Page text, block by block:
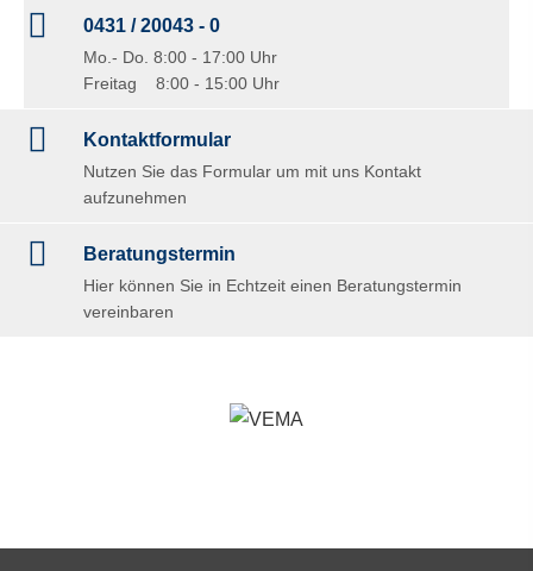
0431 / 20043 - 0
Mo.- Do. 8:00 - 17:00 Uhr
Freitag 8:00 - 15:00 Uhr
Kontaktformular
Nutzen Sie das Formular um mit uns Kontakt
aufzunehmen
Beratungstermin
Hier können Sie in Echtzeit einen Beratungstermin
vereinbaren